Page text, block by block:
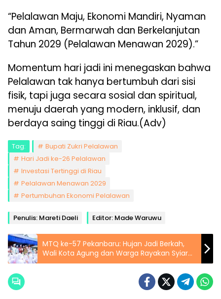
“Pelalawan Maju, Ekonomi Mandiri, Nyaman
dan Aman, Bermarwah dan Berkelanjutan
Tahun 2029 (Pelalawan Menawan 2029).”
Momentum hari jadi ini menegaskan bahwa
Pelalawan tak hanya bertumbuh dari sisi
fisik, tapi juga secara sosial dan spiritual,
menuju daerah yang modern, inklusif, dan
berdaya saing tinggi di Riau.(Adv)
Tag:
Bupati Zukri Pelalawan
Hari Jadi ke-26 Pelalawan
Investasi Tertinggi di Riau
Pelalawan Menawan 2029
Pertumbuhan Ekonomi Pelalawan
Penulis: Mareti Daeli Editor: Made Waruwu
MTQ ke-57 Pekanbaru: Hujan Jadi Berkah,
Wali Kota Agung dan Warga Rayakan Syiar
Islam Bersama